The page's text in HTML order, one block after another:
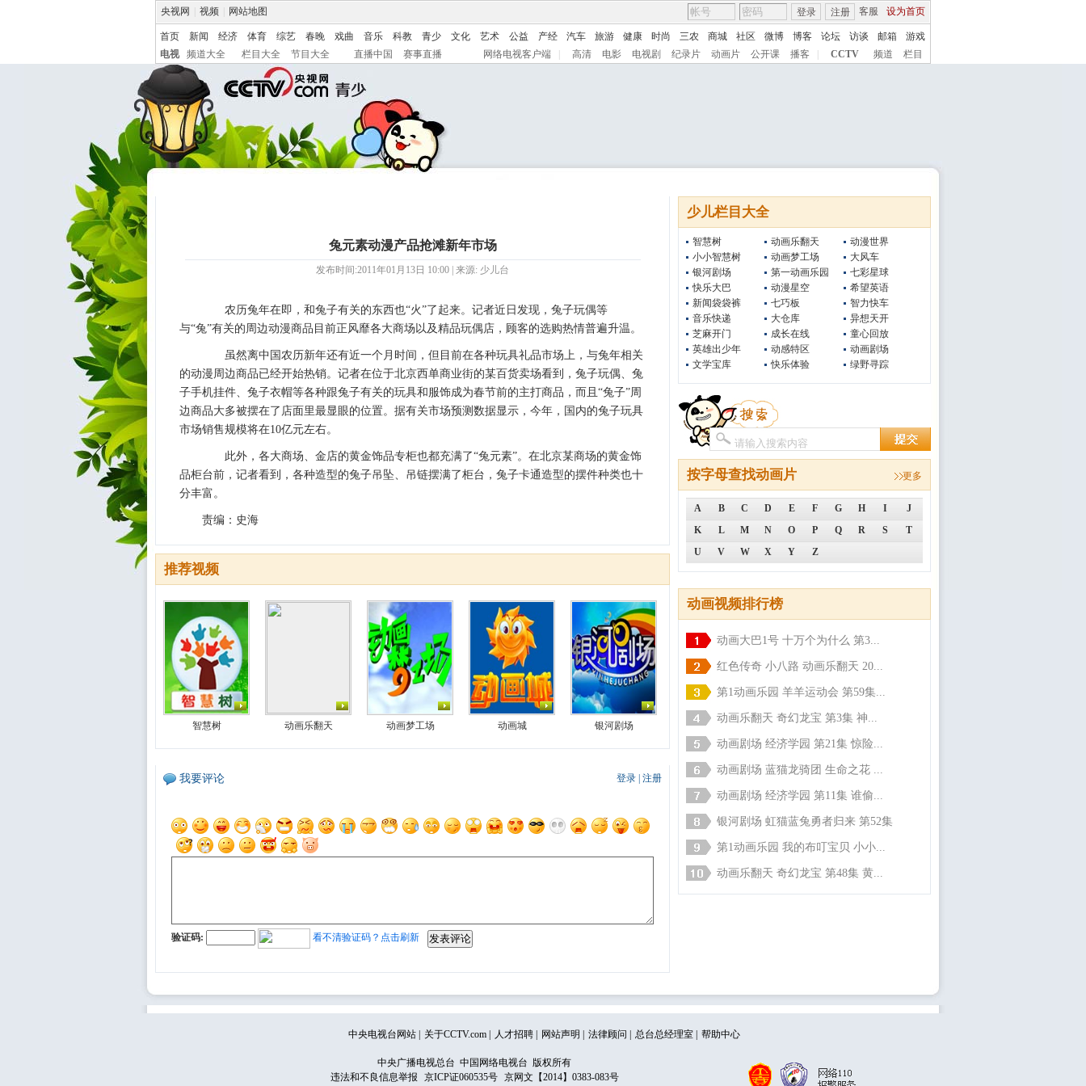
央视网 视频 网站地图 客服 设为首页
登录 注册
首页 新闻 经济 体育 综艺 春晚 戏曲 音乐 科教 青少 文化 艺术 公益 产经 汽车 旅游 健康 时尚 三农 商城 社区 微博 博客 论坛 访谈 邮箱
游戏
电视
频道大全 栏目大全 节目大全 直播中国 赛事直播 网络电视客户端 高清 电影 电视剧 纪录片 动画片 公开课 播客 CCTV 频道 栏目
少儿栏目大全
智慧树
小小智慧树
银河剧场
快乐大巴
新闻袋袋裤
音乐快递
芝麻开门
英雄出少年
文学宝库
动画乐翻天
动画梦工场
第一动画乐园
动漫星空
七巧板
大仓库
成长在线
动感特区
快乐体验
动漫世界
大风车
七彩星球
希望英语
智力快车
异想天开
童心回放
动画剧场
绿野寻踪
按字母查找动画片 更多
A B C D E F G H I
J
K
L M N O P Q R S
T
U
V W X Y Z
动画视频排行榜
动画大巴1号 十万个为什么 第3...
红色传奇 小八路 动画乐翻天 20...
第1动画乐园 羊羊运动会 第59集...
动画乐翻天 奇幻龙宝 第3集 神...
动画剧场 经济学园 第21集 惊险...
动画剧场 蓝猫龙骑团 生命之花 ...
动画剧场 经济学园 第11集 谁偷...
银河剧场 虹猫蓝兔勇者归来 第52集
第1动画乐园 我的布叮宝贝 小小...
动画乐翻天 奇幻龙宝 第48集 黄...
兔元素动漫产品抢滩新年市场
发布时间:2011年01月13日 10:00 | 来源: 少儿台
农历兔年在即，和兔子有关的东西也“火”了起来。记者近日发现，兔子玩偶等
与“兔”有关的周边动漫商品目前正风靡各大商场以及精品玩偶店，顾客的选购热情普遍升温。
虽然离中国农历新年还有近一个月时间，但目前在各种玩具礼品市场上，与兔年相关
的动漫周边商品已经开始热销。记者在位于北京西单商业街的某百货卖场看到，兔子玩偶、兔
子手机挂件、兔子衣帽等各种跟兔子有关的玩具和服饰成为春节前的主打商品，而且“兔子”周
边商品大多被摆在了店面里最显眼的位置。据有关市场预测数据显示，今年，国内的兔子玩具
市场销售规模将在10亿元左右。
此外，各大商场、金店的黄金饰品专柜也都充满了“兔元素”。在北京某商场的黄金饰
品柜台前，记者看到，各种造型的兔子吊坠、吊链摆满了柜台，兔子卡通造型的摆件种类也十
分丰富。
责编：史海
推荐视频
智慧树 动画乐翻天 动画梦工场 动画城 银河剧场
登录 注册
我要评论
验证码: 看不清验证码？点击刷新
中央电视台网站 关于CCTV.com 人才招聘 网站声明 法律顾问 总台总经理室 帮助中心
中央广播电视总台 中国网络电视台 版权所有
违法和不良信息举报
京ICP证060535号 京网文【2014】0383-083号